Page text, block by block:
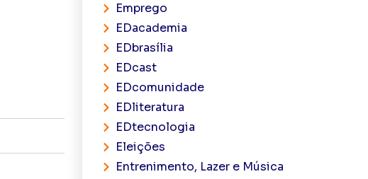
Emprego
EDacademia
EDbrasília
EDcast
EDcomunidade
EDliteratura
EDtecnologia
Eleições
Entrenimento, Lazer e Música